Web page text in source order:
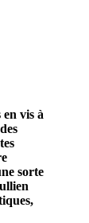
vis à
sorte